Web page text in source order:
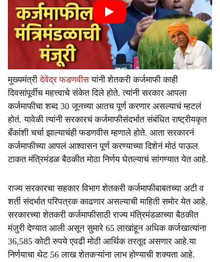
मुख्यमंत्रीदेवेंद्र फडणवीसयांनी शेतकरी कर्जमाफी काही
दिवसांपूर्वीच महत्त्वाचे संकेत दिले होते. त्यांनी सरकार आपला
कर्जमाफीचा शब्द 30 जूनच्या आतच पूर्ण करणार असल्याचं म्हटलं
होतं. यावेळी त्यांनी सरकारचं कर्जमाफीसंदर्भात संबंधित राष्ट्रीयकृत
बँकांशी चर्चा झाल्याचंही फडणवीस म्हणाले होते. आता सरकारनं
कर्जमाफीच्या आपलं आश्वासन पूर्ण करण्याच्या दिशेनं मोठं पाऊल
टाकत मंत्रिमंडळ बैठकीत मोठा निर्णय घेतल्याचं सांगण्यात येत आहे.
राज्य सरकारचा सहकार विभाग शेतकरी कर्जमाफीबाबतच्या अटी व
शर्ती संदर्भात परिपत्रक काढणार असल्याची माहिती समोर येत आहे.
सरकारच्या शेतकरी कर्जमाफीसाठी राज्य मंत्रिमंडळाच्या बैठकीत
मंजुरी देण्यात आली असून सुमारे 65 लाखांहून अधिक कर्जखात्यांना
36,585 कोटी रुपये एवढी मोठी आर्थिक तरतूद असणार आहे.या
निर्णयाचा थेट 56 लाख शेतकऱ्यांना लाभ होण्याची शक्यता आहे.